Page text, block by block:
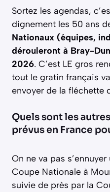
Sortez les agendas,
dignement les 50 ans
Nationaux (équipes,
dérouleront à Bray-
2026. C’est LE gros
tout le gratin français
envoyer de la fléchette
Quels sont les
prévus en France
On ne va pas
Coupe Nationale à
suivie de près par la